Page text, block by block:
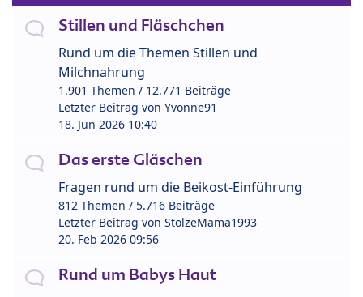
Stillen und Fläschchen
Rund um die Themen Stillen und
Milchnahrung
1.901 Themen / 12.771 Beiträge
Letzter Beitrag von Yvonne91
18. Jun 2026 10:40
Das erste Gläschen
Fragen rund um die Beikost-Einführung
812 Themen / 5.716 Beiträge
Letzter Beitrag von StolzeMama1993
20. Feb 2026 09:56
Rund um Babys Haut